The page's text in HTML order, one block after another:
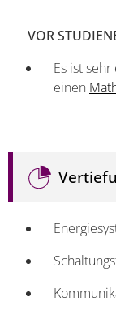
VOR
Es ist
einen